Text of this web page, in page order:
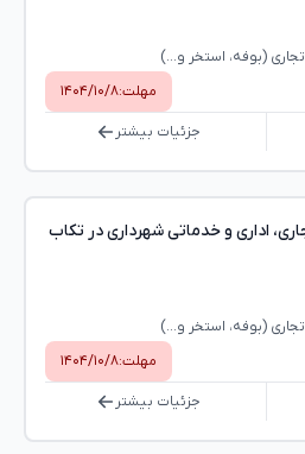
(بوفه، استخر و...)
مهلت:۱۴۰۴/۱۰/۸
جزئیات بیشتر
اداری و خدماتی شهرداری در تکاب
(بوفه، استخر و...)
مهلت:۱۴۰۴/۱۰/۸
جزئیات بیشتر